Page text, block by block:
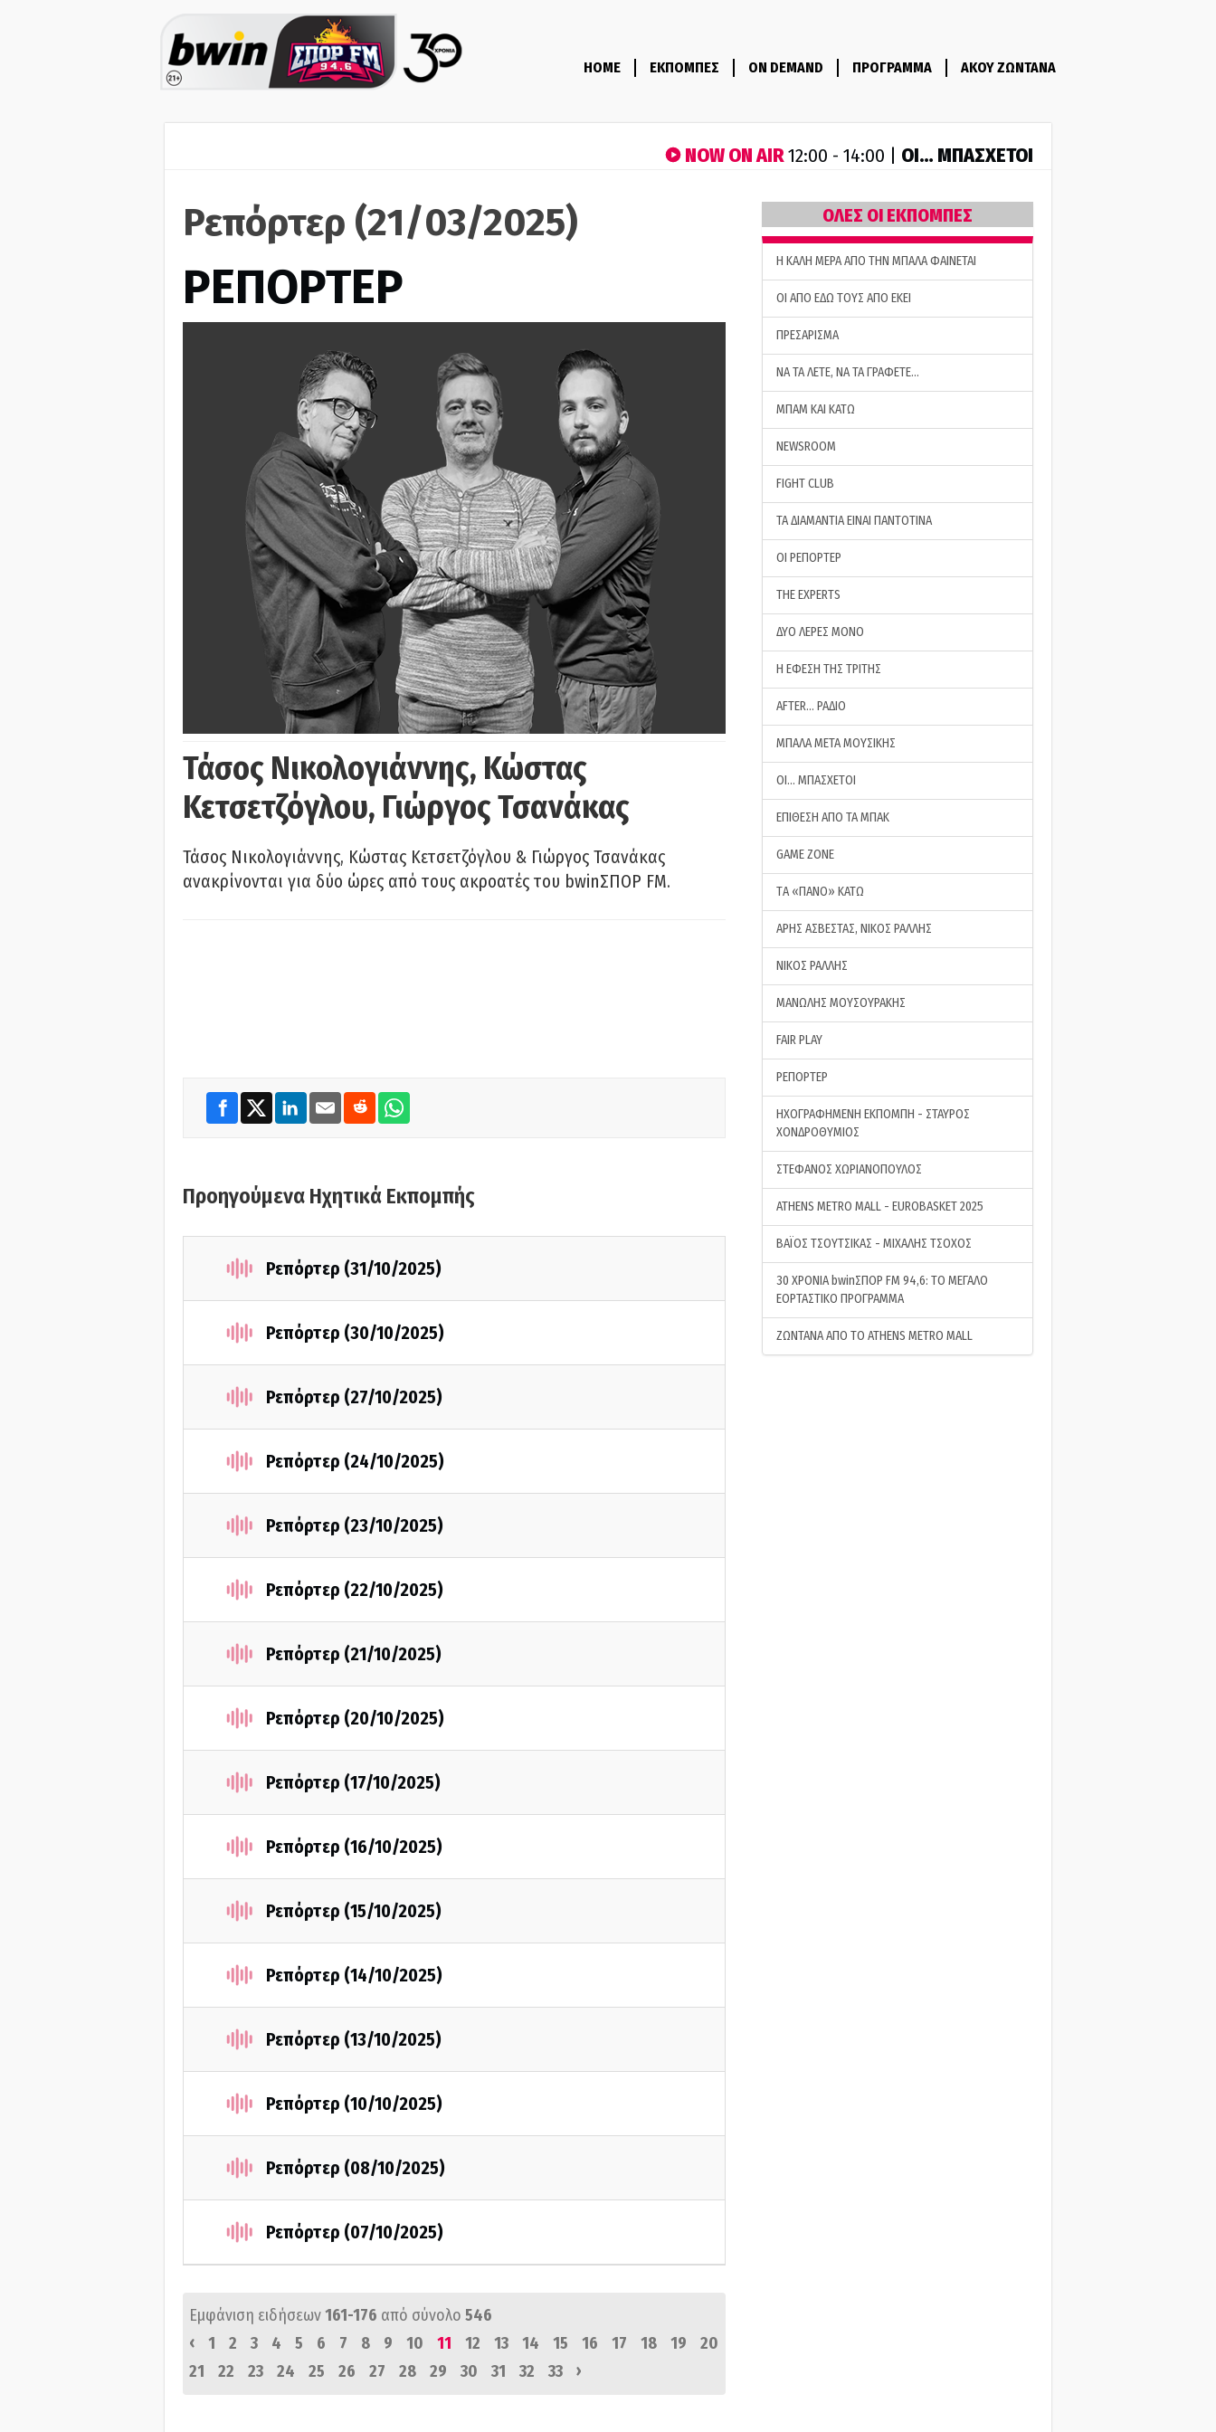
HOME ΕΚΠΟΜΠΕΣ ON DEMAND ΠΡΟΓΡΑΜΜΑ ΑΚΟΥ ΖΩΝΤΑΝΑ
NOW ON AIR12:00 - 14:00 | ΟΙ… ΜΠΑΣΧΕΤΟΙ
Ρεπόρτερ (21/03/2025)
ΡΕΠΟΡΤΕΡ
Τάσος Νικολογιάννης, Κώστας
Κετσετζόγλου, Γιώργος Τσανάκας
Τάσος Νικολογιάννης, Κώστας Κετσετζόγλου & Γιώργος Τσανάκας
ανακρίνονται για δύο ώρες από τους ακροατές του bwinΣΠΟΡ FM.
Προηγούμενα Ηχητικά Εκπομπής
Ρεπόρτερ (31/10/2025)
Ρεπόρτερ (30/10/2025)
Ρεπόρτερ (27/10/2025)
Ρεπόρτερ (24/10/2025)
Ρεπόρτερ (23/10/2025)
Ρεπόρτερ (22/10/2025)
Ρεπόρτερ (21/10/2025)
Ρεπόρτερ (20/10/2025)
Ρεπόρτερ (17/10/2025)
Ρεπόρτερ (16/10/2025)
Ρεπόρτερ (15/10/2025)
Ρεπόρτερ (14/10/2025)
Ρεπόρτερ (13/10/2025)
Ρεπόρτερ (10/10/2025)
Ρεπόρτερ (08/10/2025)
Ρεπόρτερ (07/10/2025)
Εμφάνιση ειδήσεων161-176 από σύνολο 546
‹
1 2 3 4 5 6 7 8 9 10 11 12 13 14 15 16 17 18 19
20
21
22 23 24 25 26 27 28 29 30 31 32 33 ›
ΟΛΕΣ ΟΙ ΕΚΠΟΜΠΕΣ
H ΚΑΛΗ ΜΕΡΑ ΑΠΟ ΤΗΝ ΜΠΑΛΑ ΦΑΙΝΕΤΑΙ
ΟΙ ΑΠΟ ΕΔΩ ΤΟΥΣ ΑΠΟ ΕΚΕΙ
ΠΡΕΣΑΡΙΣΜΑ
ΝΑ ΤΑ ΛΕΤΕ, ΝΑ ΤΑ ΓΡΑΦΕΤΕ…
ΜΠΑΜ ΚΑΙ ΚΑΤΩ
NEWSROOM
FIGHT CLUB
ΤΑ ΔΙΑΜΑΝΤΙΑ ΕΙΝΑΙ ΠΑΝΤΟΤΙΝΑ
ΟΙ ΡΕΠΟΡΤΕΡ
THE EXPERTS
ΔΥΟ ΛΕΡΕΣ ΜΟΝΟ
Η ΕΦΕΣΗ ΤΗΣ ΤΡΙΤΗΣ
AFTER… ΡΑΔΙΟ
ΜΠΑΛΑ ΜΕΤΑ ΜΟΥΣΙΚΗΣ
ΟΙ… ΜΠΑΣΧΕΤΟΙ
ΕΠΙΘΕΣΗ ΑΠΟ ΤΑ ΜΠΑΚ
GAME ZONE
ΤA «ΠΑΝΟ» ΚΑΤΩ
ΑΡΗΣ ΑΣΒΕΣΤΑΣ, ΝΙΚΟΣ ΡΑΛΛΗΣ
ΝΙΚΟΣ ΡΑΛΛΗΣ
ΜΑΝΩΛΗΣ ΜΟΥΣΟΥΡΑΚΗΣ
FAIR PLAY
ΡΕΠΟΡΤΕΡ
ΗΧΟΓΡΑΦΗΜΕΝΗ ΕΚΠΟΜΠΗ - ΣΤΑΥΡΟΣ
ΧΟΝΔΡΟΘΥΜΙΟΣ
ΣΤΕΦΑΝΟΣ ΧΩΡΙΑΝΟΠΟΥΛΟΣ
ATHENS METRO MALL - EUROBASKET 2025
ΒΑΪΟΣ ΤΣΟΥΤΣΙΚΑΣ - ΜΙΧΑΛΗΣ ΤΣΟΧΟΣ
30 ΧΡΟΝΙΑ bwinΣΠΟΡ FM 94,6: ΤΟ ΜΕΓΑΛΟ
ΕΟΡΤΑΣΤΙΚΟ ΠΡΟΓΡΑΜΜΑ
ΖΩΝΤΑΝΑ ΑΠΟ ΤΟ ATHENS METRO MALL